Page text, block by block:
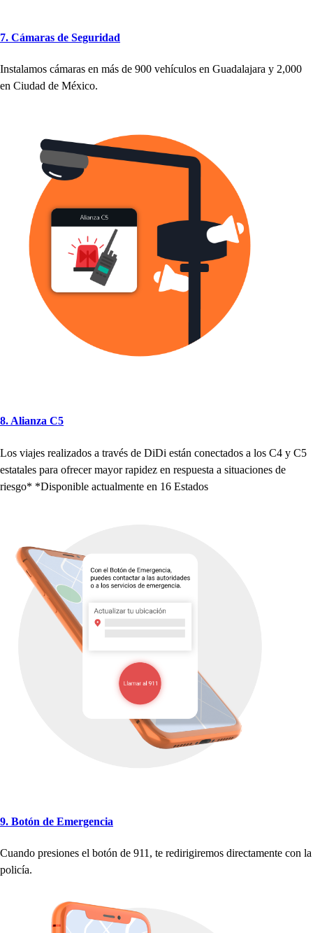
7. Cámaras de Seguridad
Instalamos cámaras en más de 900 vehículos en Guadalajara y 2,000
en Ciudad de México.
8. Alianza C5
Los viajes realizados a través de DiDi están conectados a los C4 y C5
estatales para ofrecer mayor rapidez en respuesta a situaciones de
riesgo* *Disponible actualmente en 16 Estados
9. Botón de Emergencia
Cuando presiones el botón de 911, te redirigiremos directamente con la
policía.